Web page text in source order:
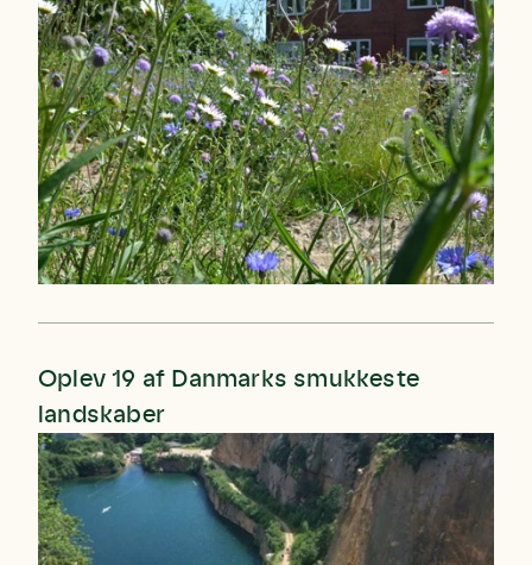
Oplev 19 af Danmarks smukkeste
landskaber